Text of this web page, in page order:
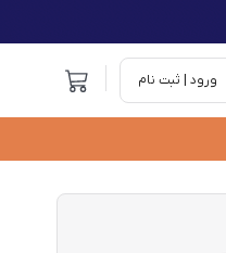
ورود | ثبت نام